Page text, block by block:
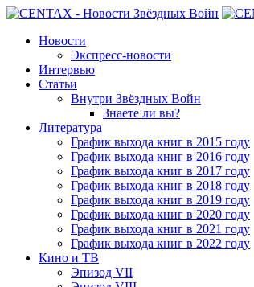
Новости
Экспресс-новости
Интервью
Статьи
Внутри Звёздных Войн
Знаете ли вы?
Литература
График выхода книг в 2015 году
График выхода книг в 2016 году
График выхода книг в 2017 году
График выхода книг в 2018 году
График выхода книг в 2019 году
График выхода книг в 2020 году
График выхода книг в 2021 году
График выхода книг в 2022 году
Кино и ТВ
Эпизод VII